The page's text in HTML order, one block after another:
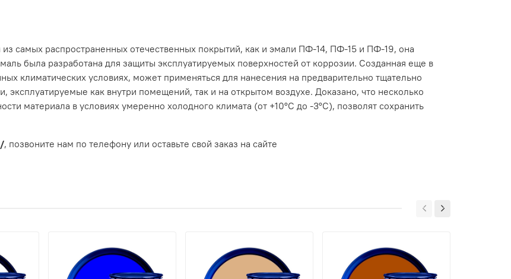
самых распространенных отечественных покрытий, как и эмали ПФ-14, ПФ-15 и ПФ-19, она
была разработана для защиты эксплуатируемых поверхностей от коррозии. Созданная еще в
климатических условиях, может применяться для нанесения на предварительно тщательно
эксплуатируемые как внутри помещений, так и на открытом воздухе. Доказано, что несколько
материала в условиях умеренно холодного климата (от +10°С до -3°С), позволят сохранить
, позвоните нам по телефону или оставьте свой заказ на сайте